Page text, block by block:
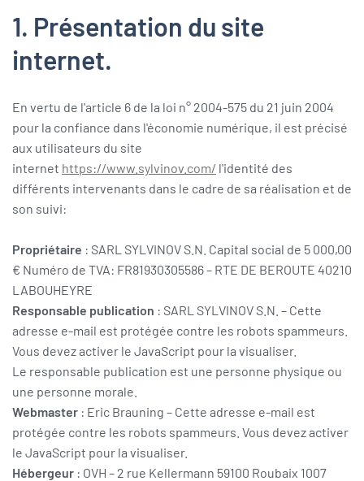
1. Présentation du site
internet.
En vertu de l'article 6 de la loi n° 2004-575 du 21 juin 2004
pour la confiance dans l'économie numérique, il est précisé
aux utilisateurs du site
internet https://www.sylvinov.com/ l'identité des
différents intervenants dans le cadre de sa réalisation et de
son suivi:
Propriétaire : SARL SYLVINOV S.N. Capital social de 5 000,00
€ Numéro de TVA: FR81930305586 – RTE DE BEROUTE 40210
LABOUHEYRE
Responsable publication : SARL SYLVINOV S.N. – Cette
adresse e-mail est protégée contre les robots spammeurs.
Vous devez activer le JavaScript pour la visualiser.
Le responsable publication est une personne physique ou
une personne morale.
Webmaster : Eric Brauning – Cette adresse e-mail est
protégée contre les robots spammeurs. Vous devez activer
le JavaScript pour la visualiser.
Hébergeur : OVH – 2 rue Kellermann 59100 Roubaix 1007